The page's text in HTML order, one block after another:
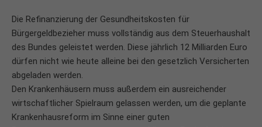
Die Refinanzierung der Gesundheitskosten für
Bürgergeldbezieher muss vollständig aus dem Steuerhaushalt
des Bundes geleistet werden. Diese jährlich 12 Milliarden Euro
dürfen nicht wie heute alleine bei den gesetzlich Versicherten
abgeladen werden.
Den Krankenhäusern muss außerdem ein ausreichender
wirtschaftlicher Spielraum gelassen werden, um die geplante
Krankenhausreform im Sinne einer guten